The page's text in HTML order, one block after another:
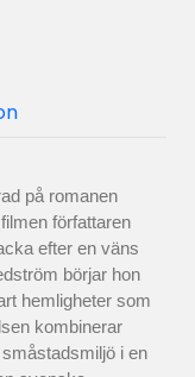
på romanen
författaren
efter en väns
börjar hon
hemligheter som
kombinerar
i en